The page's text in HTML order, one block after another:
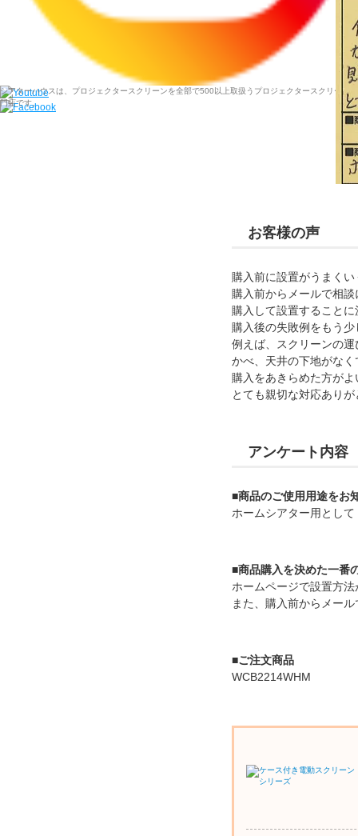
お客様の声
購入前に設置がうまく
購入前からメールで相
購入して設置すること
購入後の失敗例をもう
例えば、スクリーンの
かべ、天井の下地がな
購入をあきらめた方が
とても親切な対応あり
アンケート内容
■商品のご使用用途をお
ホームシアター用として
■商品購入を決めた一番
ホームページで設置方
また、購入前からメー
■ご注文商品
WCB2214WHM
シアターハウスは、プロジェクタースクリーンを全部で500以上取扱うプロジェクタースクリーン専
門店です。